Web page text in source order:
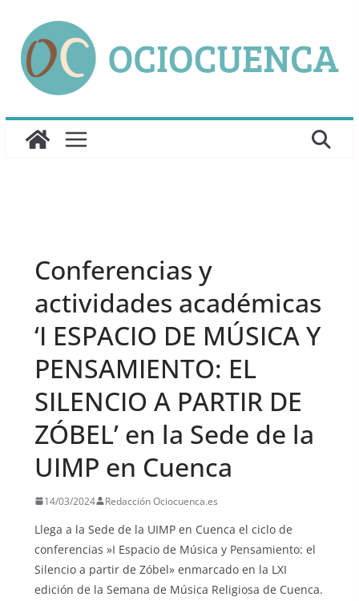
contenido
Conferencias y
actividades académicas
‘I ESPACIO DE MÚSICA Y
PENSAMIENTO: EL
SILENCIO A PARTIR DE
ZÓBEL’ en la Sede de la
UIMP en Cuenca
14/03/2024 Redacción Ociocuenca.es
Llega a la Sede de la UIMP en Cuenca el ciclo de
conferencias »I Espacio de Música y Pensamiento: el
Silencio a partir de Zóbel» enmarcado en la LXI
edición de la Semana de Música Religiosa de Cuenca.